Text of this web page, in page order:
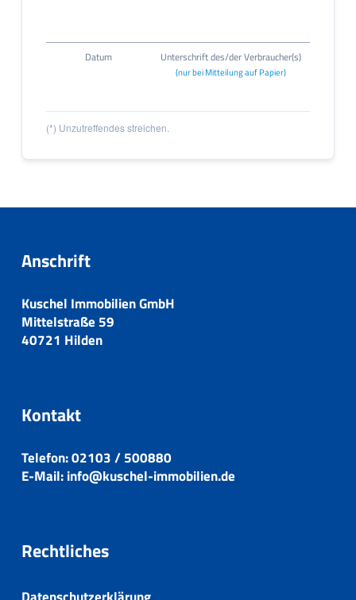
Datum Unterschrift des/der Verbraucher(s)
(nur bei Mitteilung auf Papier)
(*) Unzutreffendes streichen.
Anschrift
Kuschel Immobilien GmbH
Mittelstraße 59
40721 Hilden
Kontakt
Telefon:02103 / 500880
E-Mail:info@kuschel-immobilien.de
Rechtliches